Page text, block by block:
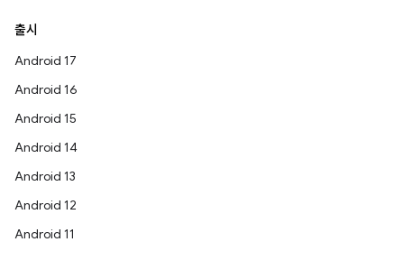
출시
Android 17
Android 16
Android 15
Android 14
Android 13
Android 12
Android 11